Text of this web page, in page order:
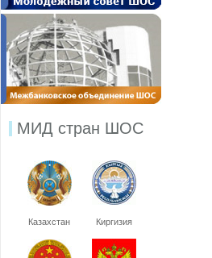
МИД стран ШОС
Казахстан Киргизия